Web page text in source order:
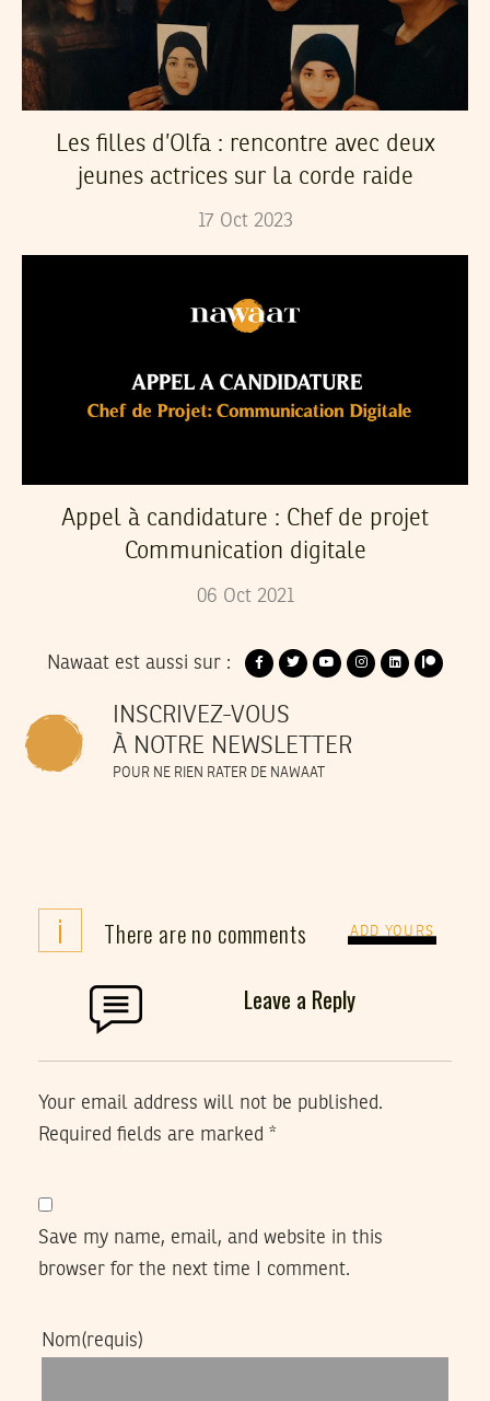
Les filles d’Olfa : rencontre avec deux
jeunes actrices sur la corde raide
17 Oct 2023
Appel à candidature : Chef de projet
Communication digitale
06 Oct 2021
Nawaat est aussi sur :
INSCRIVEZ-VOUS
À NOTRE NEWSLETTER
POUR NE RIEN RATER DE NAWAAT
i There are no comments ADD YOURS
Leave a Reply
Your email address will not be published.
Required fields are marked *
Save my name, email, and website in this
browser for the next time I comment.
Nom(requis)